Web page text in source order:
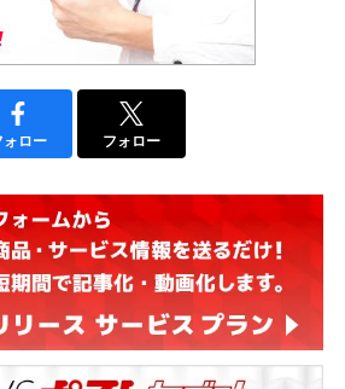
ォロー フォロー